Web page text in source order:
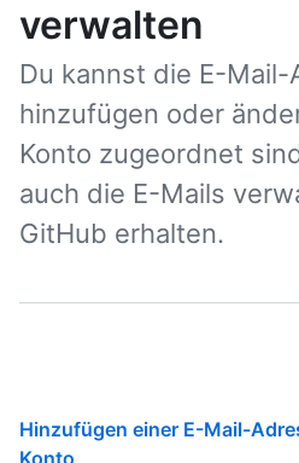
verwalten
Du kannst die E-Mail-
hinzufügen oder
Konto zugeordnet
auch die E-Mails
GitHub erhalten.
Hinzufügen einer E-Mail-
Konto